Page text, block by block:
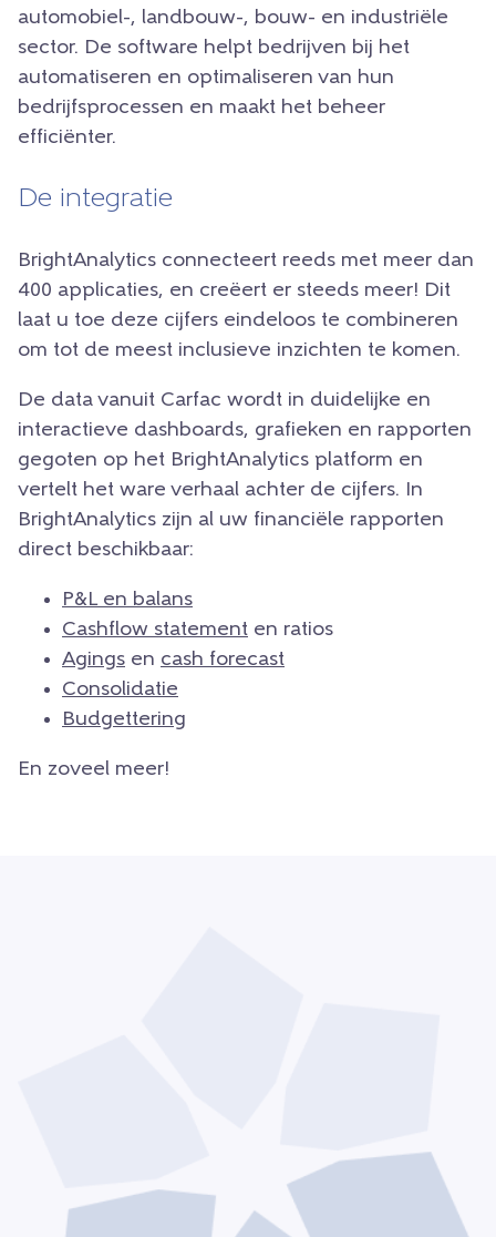
automobiel-, landbouw-, bouw- en industriële
sector. De software helpt bedrijven bij het
automatiseren en optimaliseren van hun
bedrijfsprocessen en maakt het beheer
efficiënter.
De integratie
BrightAnalytics connecteert reeds met meer dan
400 applicaties, en creëert er steeds meer! Dit
laat u toe deze cijfers eindeloos te combineren
om tot de meest inclusieve inzichten te komen.
De data vanuit Carfac wordt in duidelijke en
interactieve dashboards, grafieken en rapporten
gegoten op het BrightAnalytics platform en
vertelt het ware verhaal achter de cijfers. In
BrightAnalytics zijn al uw financiële rapporten
direct beschikbaar:
P&L en balans
Cashflow statement en ratios
Agings en cash forecast
Consolidatie
Budgettering
En zoveel meer!